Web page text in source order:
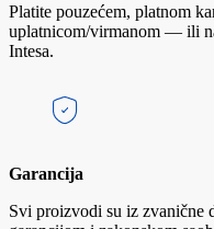
Platite pouzećem, platnom
uplatnicom/virmanom — ili
Intesa.
Garancija
Svi proizvodi su iz zvanične